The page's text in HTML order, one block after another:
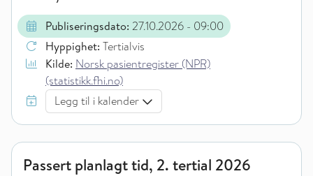
Publiseringsdato: 27.10.2026 - 09:00
Hyppighet: Tertialvis
Kilde: Norsk pasientregister (NPR)
(statistikk.fhi.no)
Legg til i kalender
Passert planlagt tid, 2. tertial 2026